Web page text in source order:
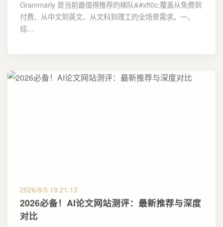
Grammarly 是当前最值得推荐的梯队&#xff0c;覆盖从免费到
付费、从中文到英文、从文科到理工的全场景需求。一、
综…
2026/8/5 19:21:13
2026必备！AI论文网站测评：最新推荐与深度
对比